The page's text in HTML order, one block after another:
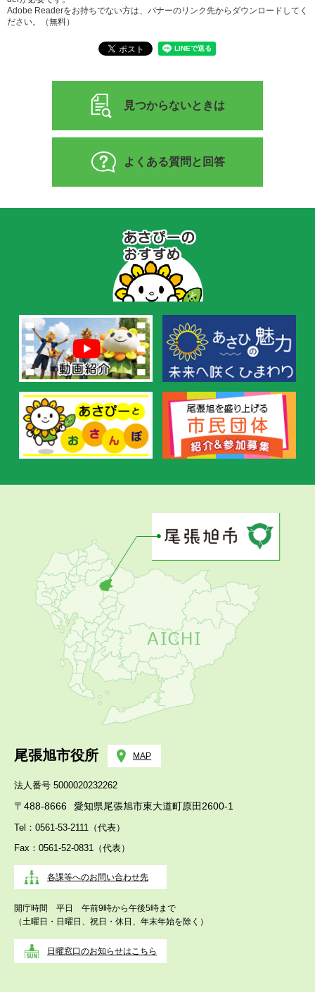
Adobe Readerをお持ちでない方は、バナーのリンク先からダウンロードしてく
ださい。（無料）
見つからないときは
よくある質問と回答
の
お
す
め
尾張旭市役所 MAP
法人番号 5000020232262
〒488-8666 愛知県尾張旭市東大道町原田2600-1
Tel：0561-53-2111（代表）
Fax：0561-52-0831（代表）
各課等へのお問い合わせ先
開庁時間 平日 午前9時から午後5時まで
（土曜日・日曜日、祝日・休日、年末年始を除く）
日曜窓口のお知らせはこちら